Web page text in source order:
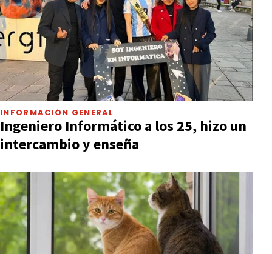
INFORMACIÓN GENERAL
Ingeniero Informático a los 25, hizo un
intercambio y enseña